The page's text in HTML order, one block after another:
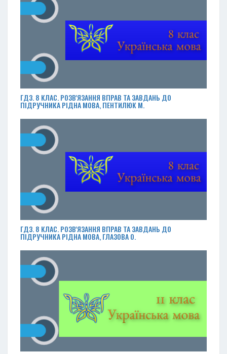
ГДЗ. 8 КЛАС. РОЗВ'ЯЗАННЯ ВПРАВ ТА ЗАВДАНЬ ДО
ПІДРУЧНИКА РІДНА МОВА, ПЕНТИЛЮК М.
ГДЗ. 8 КЛАС. РОЗВ'ЯЗАННЯ ВПРАВ ТА ЗАВДАНЬ ДО
ПІДРУЧНИКА РІДНА МОВА, ГЛАЗОВА О.